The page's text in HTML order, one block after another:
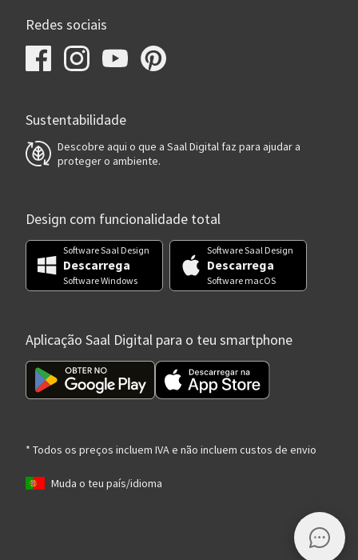
Redes sociais
Sustentabilidade
Descobre aqui o que a Saal Digital faz para ajudar a
proteger o ambiente.
Design com funcionalidade total
Software Saal Design
Descarrega
Software Windows
Software Saal Design
Descarrega
Software macOS
Aplicação Saal Digital para o teu smartphone
* Todos os preços incluem IVA e não incluem custos de envio
Muda o teu país/idioma